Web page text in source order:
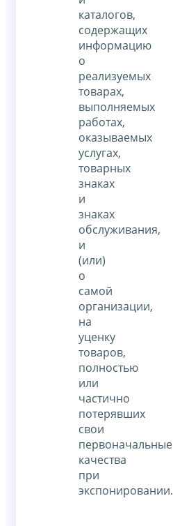
каталогов,
содержащих
информацию
о
реализуемых
товарах,
выполняемых
работах,
оказываемых
услугах,
товарных
знаках
и
знаках
обслуживания,
и
(или)
о
самой
организации,
на
уценку
товаров,
полностью
или
частично
потерявших
свои
первоначальные
качества
при
экспонировании.